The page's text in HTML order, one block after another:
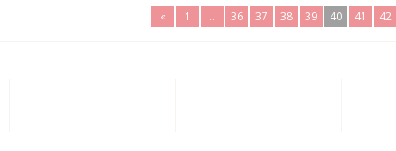
« 1 .. 36 37 38 39 40 41 42